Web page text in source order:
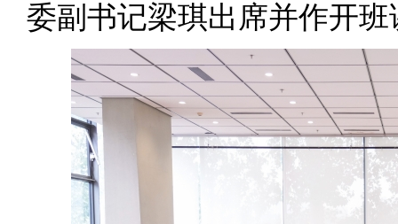
委副书记梁琪出席并作开班